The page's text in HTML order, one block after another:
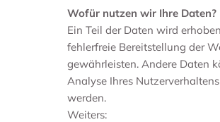
Wofür nutzen wir Ihre Daten?
Ein Teil der Daten wird
fehlerfreie Bereitstellung der
gewährleisten. Andere Daten
Analyse Ihres
werden.
Weiters: